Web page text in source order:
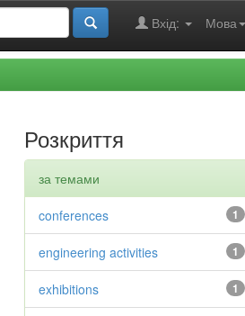
Мова
Вхід:
Розкриття
за темами
1
conferences
1
engineering activities
1
exhibitions